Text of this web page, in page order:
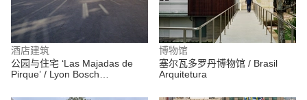
酒店建筑
公园与住宅 ‘Las Majadas de
Pirque’ / Lyon Bosch
博物馆
塞尔瓦多罗丹博物馆 / Brasil
Arquitetura